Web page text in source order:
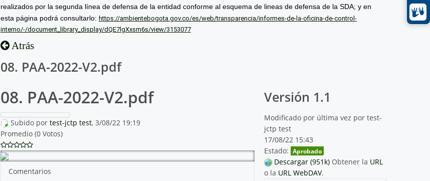
realizados por la segunda línea de defensa de la entidad conforme al esquema de lineas de defensa de la SDA; y en
esta página podrá consultarlo: https://ambientebogota.gov.co/es/web/transparencia/informes-de-la-oficina-de-control-
interno/-/document_library_display/dQE7lgXxsm6s/view/3153077
Atrás
08. PAA-2022-V2.pdf
08. PAA-2022-V2.pdf
Subido por test-jctp test, 3/08/22 19:19
Promedio (0 Votos)
Comentarios
Versión 1.1
Modificado por última vez por test-
jctp test
17/08/22 15:43
Estado: Aprobado
Descargar (951k) Obtener la URL
o la URL WebDAV.